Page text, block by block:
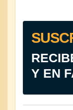
Y EN